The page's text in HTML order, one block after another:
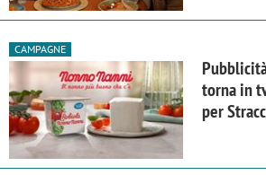
CAMPAGNE
torna in
per